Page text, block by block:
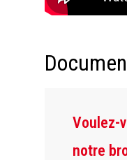
Voulez-
notre